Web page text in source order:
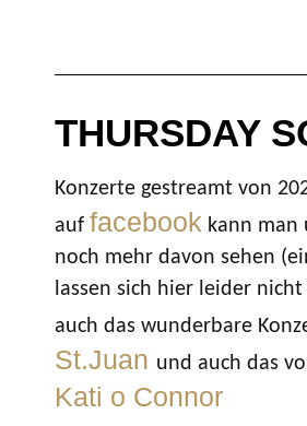
THURSDAY
Konzerte gestreamt von
auf facebook kann man
noch mehr davon sehen
lassen sich hier leider
auch das wunderbare
St.Juan und auch das
Kati o Connor